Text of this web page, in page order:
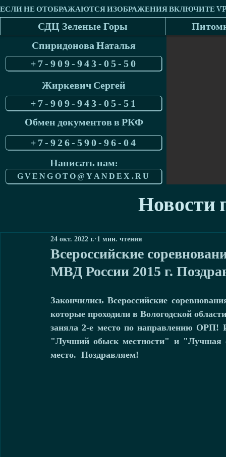
СДЦ Зеленые Горы
Спиридонова Наталья
+7-909-943-05-50
Жиркевич Сергей
+7-909-943-05-51
Обмен документов в РКФ
+7-926-590-96-04
Написать нам:
GVENGOTO@YANDEX.RU
Новости
Всероссийские
МВД России 2015 г.
24 окт. 2022 г. 1 мин. чтения
Закончились Всероссийские
которые проходили в Вологодской
заняла 2-е место по направлению ОРП!
"Лучший обыск местности" и "Лучшая
место.  Поздравляем!